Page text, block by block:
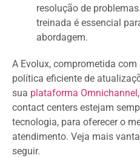
resolução de
treinada é essencial
abordagem.
A Evolux, comprometida
política eficiente de
sua plataforma Omnichannel
contact centers estejam
tecnologia, para oferecer o
atendimento. Veja mais
seguir.